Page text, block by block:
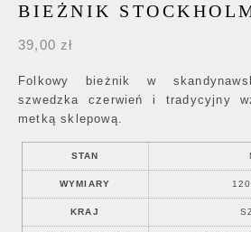
BIEŻNIK
39,00 zł
Folkowy bieżnik w
szwedzka czerwień i tradycyjny
metką sklepową.
STAN
WYMIARY
KRAJ